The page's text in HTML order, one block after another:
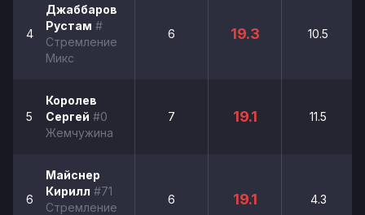
4
Джаббаров
Рустам #
Стремление
Микс
6 19.3 10.5
5
Королев
Сергей #0
Жемчужина
7 19.1 11.5
6
Майснер
Кирилл #71
Стремление
6 19.1 4.3